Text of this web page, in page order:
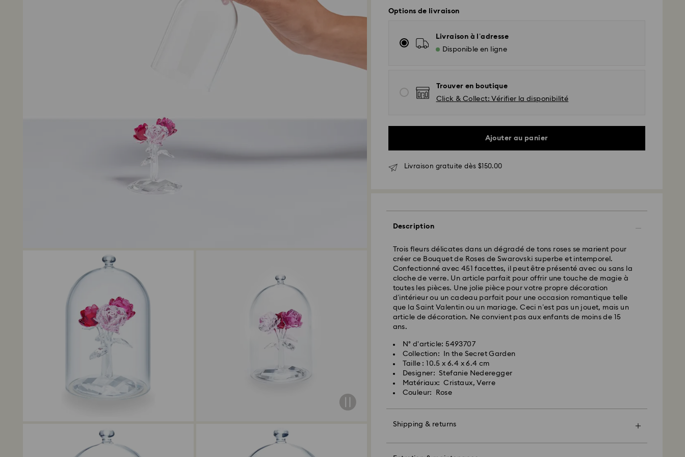
Options de livraison
Livraison à l’adresse
Disponible en ligne
Trouver en boutique
Click & Collect: Vérifier la disponibilité
Ajouter au panier
Livraison gratuite dès $150.00
Description
Trois fleurs délicates dans un dégradé de tons roses se marient pour
créer ce Bouquet de Roses de Swarovski superbe et intemporel.
Confectionné avec 451 facettes, il peut être présenté avec ou sans la
cloche de verre. Un article parfait pour offrir une touche de magie à
toutes les pièces. Une jolie pièce pour votre propre décoration
d’intérieur ou un cadeau parfait pour une occasion romantique telle
que la Saint Valentin ou un mariage. Ceci n’est pas un jouet, mais un
article de décoration. Ne convient pas aux enfants de moins de 15
ans.
N° d'article: 5493707
Collection: In the Secret Garden
Taille : 10.5 x 6.4 x 6.4 cm
Designer: Stefanie Nederegger
Matériaux: Cristaux, Verre
Couleur: Rose
Shipping & returns
Livraison standard - UPS
Délai de livraison standard : 2 à 5 jours ouvrables après traitement et
expédition
Côte Ouest: 3-5 jours
Coût d’expédition standard : 10.95 CAD
Livraison standard gratuite au-delà de : 150 CAD
Les commandes passées le week-end et les jours fériés sont traitées
et expédiées le jour ouvrable suivant.
Swarovski n’est pas en mesure de livrer les boîtes postales ou les
adresses militaire/navales. Les articles restent la propriété de
Swarovski jusqu’à la réception du paiement final.
Lorsque les articles sont commandés avant les dernières dates de
livraison indiquées, leur livraison est généralement exécutée à temps.
Les livraisons peuvent faire l’objet d’un retard en raison d’anomalies
Nous n’expédions pas de commandes, ni ne programmons nos
ces périodes.
Pour les produits Crystal Myriad, sous licence et Creators Lab,